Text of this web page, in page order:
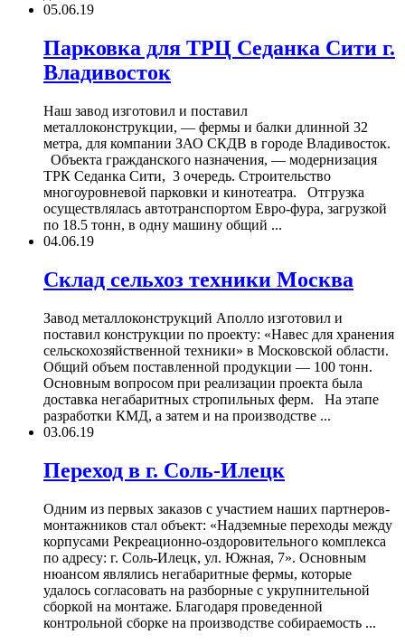
05.06.19
Парковка для ТРЦ Седанка Сити г.
Владивосток
Наш завод изготовил и поставил
металлоконструкции, — фермы и балки длинной 32
метра, для компании ЗАО СКДВ в городе Владивосток.
Объекта гражданского назначения, — модернизация
ТРК Седанка Сити, 3 очередь. Строительство
многоуровневой парковки и кинотеатра. Отгрузка
осуществлялась автотранспортом Евро-фура, загрузкой
по 18.5 тонн, в одну машину общий ...
04.06.19
Склад сельхоз техники Москва
Завод металлоконструкций Аполло изготовил и
поставил конструкции по проекту: «Навес для хранения
сельскохозяйственной техники» в Московской области.
Общий объем поставленной продукции — 100 тонн.
Основным вопросом при реализации проекта была
доставка негабаритных стропильных ферм. На этапе
разработки КМД, а затем и на производстве ...
03.06.19
Переход в г. Соль-Илецк
Одним из первых заказов с участием наших партнеров-
монтажников стал объект: «Надземные переходы между
корпусами Рекреационно-оздоровительного комплекса
по адресу: г. Соль-Илецк, ул. Южная, 7». Основным
нюансом являлись негабаритные фермы, которые
удалось согласовать на разборные с укрупнительной
сборкой на монтаже. Благодаря проведенной
контрольной сборке на производстве собираемость ...